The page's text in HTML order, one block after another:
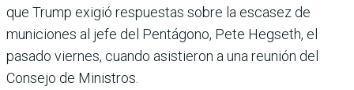
que Trump exigió respuestas sobre la escasez de
municiones al jefe del Pentágono, Pete Hegseth, el
pasado viernes, cuando asistieron a una reunión del
Consejo de Ministros.